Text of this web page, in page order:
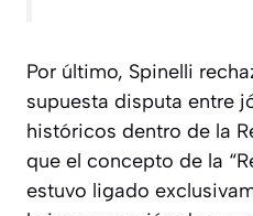
Por último, Spinelli
supuesta disputa entre
históricos dentro de la
que el concepto de la
estuvo ligado